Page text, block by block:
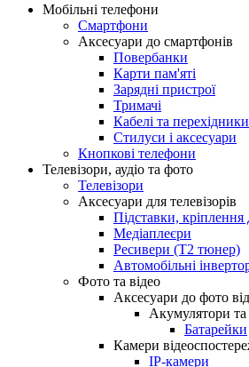
Мобільні телефони
Смартфони
Аксесуари до смартфонів
Повербанки
Карти пам'яті
Зарядні пристрої
Тримачі
Кабелі та перехідники
Стилуси і аксесуари
Кнопкові телефони
Телевізори, аудіо та фото
Телевізори
Аксесуари для телевізорів
Підставки,
Медіаплеєри
Ресивери (Т2 тюнер)
Автомобільні
Фото та відео
Аксесуари до фото
Акумулятори та
Батарейки
Камери
IP-камери